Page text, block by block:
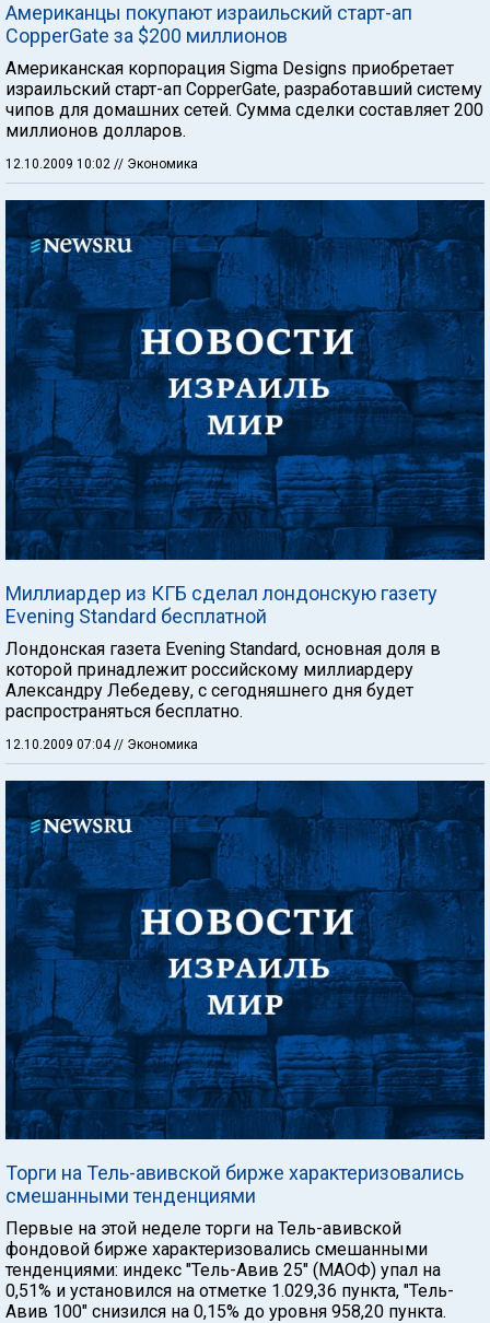
Американцы покупают израильский старт-ап
CopperGate за $200 миллионов
Американская корпорация Sigma Designs приобретает
израильский старт-ап CopperGate, разработавший систему
чипов для домашних сетей. Сумма сделки составляет 200
миллионов долларов.
12.10.2009 10:02 // Экономика
Миллиардер из КГБ сделал лондонскую газету
Evening Standard бесплатной
Лондонская газета Evening Standard, основная доля в
которой принадлежит российскому миллиардеру
Александру Лебедеву, с сегодняшнего дня будет
распространяться бесплатно.
12.10.2009 07:04 // Экономика
Торги на Тель-авивской бирже характеризовались
смешанными тенденциями
Первые на этой неделе торги на Тель-авивской
фондовой бирже характеризовались смешанными
тенденциями: индекс "Тель-Авив 25" (МАОФ) упал на
0,51% и установился на отметке 1.029,36 пункта, "Тель-
Авив 100" снизился на 0,15% до уровня 958,20 пункта.